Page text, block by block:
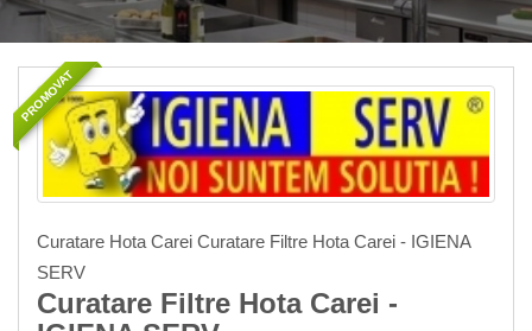
PROMOVAT
Curatare Hota Carei Curatare Filtre Hota Carei - IGIENA
SERV
Curatare Filtre Hota Carei -